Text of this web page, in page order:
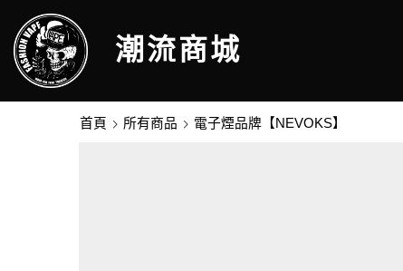
潮流商城
首頁 所有商品 電子煙品牌【NEVOKS】